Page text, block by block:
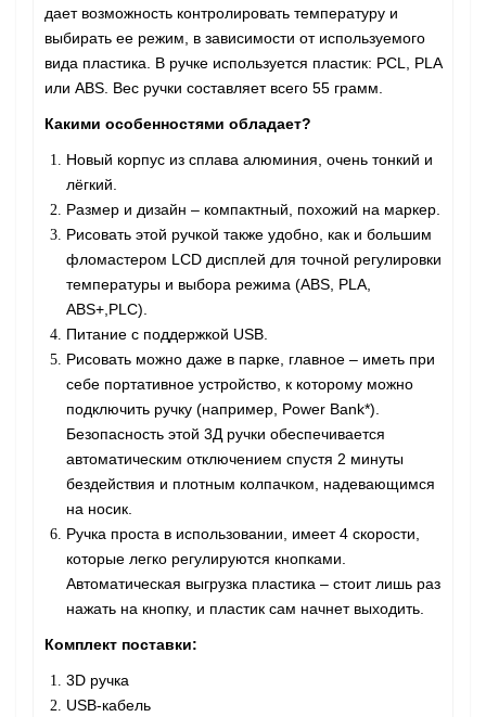
дает возможность контролировать температуру и
выбирать ее режим, в зависимости от используемого
вида пластика. В ручке используется пластик: PCL, PLA
или ABS. Вес ручки составляет всего 55 грамм.
Какими особенностями обладает?
Новый корпус из сплава алюминия, очень тонкий и
лёгкий.
Размер и дизайн – компактный, похожий на маркер.
Рисовать этой ручкой также удобно, как и большим
фломастером LCD дисплей для точной регулировки
температуры и выбора режима (ABS, PLA,
ABS+,PLC).
Питание с поддержкой USB.
Рисовать можно даже в парке, главное – иметь при
себе портативное устройство, к которому можно
подключить ручку (например, Power Bank*).
Безопасность этой 3Д ручки обеспечивается
автоматическим отключением спустя 2 минуты
бездействия и плотным колпачком, надевающимся
на носик.
Ручка проста в использовании, имеет 4 скорости,
которые легко регулируются кнопками.
Автоматическая выгрузка пластика – стоит лишь раз
нажать на кнопку, и пластик сам начнет выходить.
Комплект поставки:
3D ручка
USB-кабель